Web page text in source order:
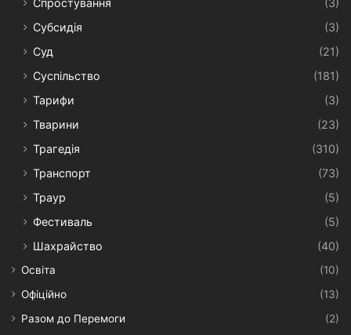
Спростування
(3)
Субсидія
(3)
Суд
(21)
Суспільство
(181)
Тарифи
(3)
Тварини
(23)
Трагедія
(310)
Транспорт
(73)
Траур
(5)
Фестиваль
(5)
Шахрайство
(40)
Освіта
(10)
Офіційно
(13)
Разом до Перемоги
(2)